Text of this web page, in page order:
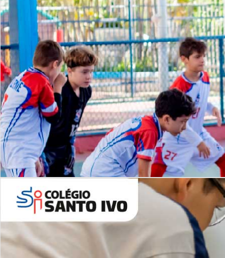
Desafios | Saiba mais
Lista de vídeos
NOSSOCANAL